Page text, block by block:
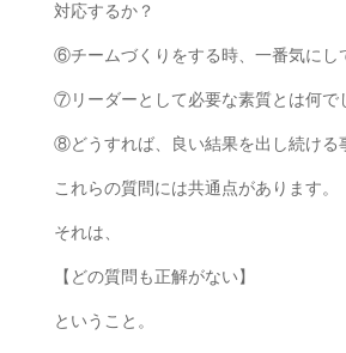
対応するか？
⑥チームづくりをする時、一番気にし
⑦リーダーとして必要な素質とは何で
⑧どうすれば、良い結果を出し続ける
これらの質問には共通点があります。
それは、
【どの質問も正解がない】
ということ。